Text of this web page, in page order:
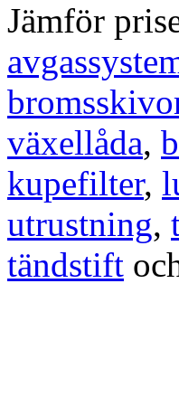
Jämför
växellåda,
kupefilter,
utrustning,
tändstift